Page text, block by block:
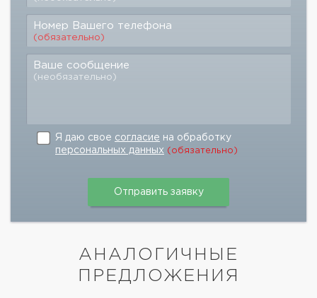
Номер Вашего телефона
(обязательно)
Ваше сообщение
(необязательно)
Я даю свое согласие на обработку
персональных данных (обязательно)
АНАЛОГИЧНЫЕ
ПРЕДЛОЖЕНИЯ